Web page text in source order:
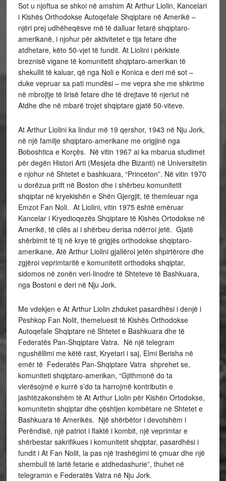
Sot u njoftua se shkoi në amshim At Arthur Liolin, Kancelari
i Kishës Orthodokse Autoqefale Shqiptare në Amerikë –
njëri prej udhëheqësve më të dalluar fetarë shqiptaro-
amerikanë, i njohur për aktivitetet e tija fetare dhe
atdhetare, këto 50-vjet të fundit. At Liolini i përkiste
breznisë vigane të komunitetit shqiptaro-amerikan të
shekullit të kaluar, që nga Noli e Konica e deri më sot –
duke vepruar sa pati mundësi – me vepra she me shkrime
në mbrojtje të lirisë fetare dhe të drejtave të njeriut në
Atdhe dhe në mbarë trojet shqiptare gjatë 50-viteve.
At Arthur Liolini ka lindur më 19 qershor, 1943 në Nju Jork,
në një familje shqiptaro-amerikane me origjinë nga
Boboshtica e Korçës. Në vitin 1967 ai ka mbarua studimet
për degën Histori Arti (Mesjeta dhe Bizanti) në Universitetin
e njohur në Shtetet e bashkuara, “Princeton”. Në vitin 1970
u dorëzua prift në Boston dhe i shërbeu komunitetit
shqiptar në kryekishën e Shën Gjergjit, të themleuar nga
Emzot Fan Noli. At Liolini, vitin 1975 është emëruar
Kancelar i Kryedioqezës Shqiptare të Kishës Ortodokse në
Amerikë, të cilës ai i shërbeu derisa ndërroi jetë. Gjatë
shërbimit të tij në krye të grigjës orthodokse shqiptaro-
amerikane, Atë Arthur Liolini gjallëroi jetën shpirtërore dhe
zgjëroi veprimtaritë e komunitetit orthodoks shqiptar,
sidomos në zonën veri-linodre të Shteteve të Bashkuara,
nga Bostoni e deri në Nju Jork.
Me vdekjen e At Arthur Liolin zhduket pasardhësi i denjë i
Peshkop Fan Nolit, themeluesit të Kishës Orthodokse
Autoqefale Shqiptare në Shtetet e Bashkuara dhe të
Federatës Pan-Shqiptare Vatra. Në një telegram
ngushëllimi me këtë rast, Kryetari i saj, Elmi Berisha në
emër të Federatës Pan-Shqiptare Vatra shprehet se,
komuniteti shqiptaro-amerikan, “Gjithmonë do ta
vlerësojmë e kurrë s’do ta harrojmë kontributin e
jashtëzakonshëm të At Arthur Liolin për Kishën Ortodokse,
komunitetin shqiptar dhe çështjen kombëtare në Shtetet e
Bashkuara të Amerikës. Një shërbëtor i devotshëm i
Perëndisë, një patriot i flaktë i kombit, një veprimtar e
shërbestar sakrifikues i komunitetit shqiptar, pasardhësi i
fundit i At Fan Nolit, la pas një trashëgimi të çmuar dhe një
shembull të lartë fetarie e atdhedashurie”, thuhet në
telegramin e Federatës Vatra në Nju Jork.